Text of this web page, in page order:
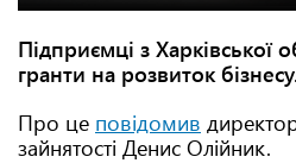
Підприємці з Харківської
гранти на розвиток
Про це повідомив
зайнятості Денис Олійник.